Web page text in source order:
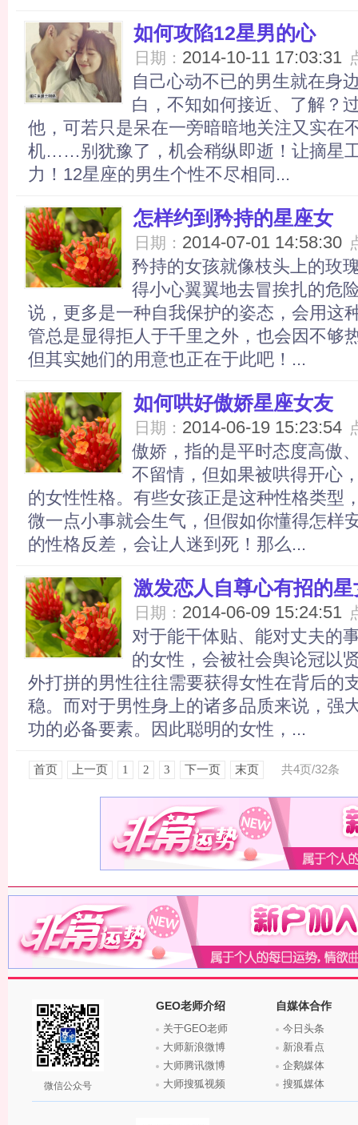
如何攻陷12星男的心
日期： 2014-10-11 17:03:31
自己心动不已的男生就在身
白，不知如何接近、了解？
他，可若只是呆在一旁暗暗地关注又实在
机……别犹豫了，机会稍纵即逝！让摘星
力！12星座的男生个性不尽相同...
怎样约到矜持的星座女
日期： 2014-07-01 14:58:30
矜持的女孩就像枝头上的玫
得小心翼翼地去冒挨扎的危
说，更多是一种自我保护的姿态，会用这
管总是显得拒人于千里之外，也会因不够
但其实她们的用意也正在于此吧！...
如何哄好傲娇星座女友
日期： 2014-06-19 15:23:54
傲娇，指的是平时态度高傲
不留情，但如果被哄得开心
的女性性格。有些女孩正是这种性格类型
微一点小事就会生气，但假如你懂得怎样
的性格反差，会让人迷到死！那么...
激发恋人自尊心有招的星
日期： 2014-06-09 15:24:51
对于能干体贴、能对丈夫的
的女性，会被社会舆论冠以
外打拼的男性往往需要获得女性在背后的
稳。而对于男性身上的诸多品质来说，强
功的必备要素。因此聪明的女性，...
共4页/32条
首页 上一页 1 2 3 下一页 末页
微信公众号
GEO老师介绍
关于GEO老师
大师新浪微博
大师腾讯微博
大师搜狐视频
自媒体合作
今日头条
新浪看点
企鹅媒体
搜狐媒体